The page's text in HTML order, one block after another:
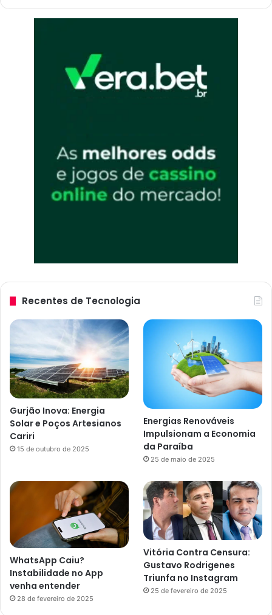
Recentes de Tecnologia
Gurjão Inova: Energia
Solar e Poços Artesianos
Cariri
15 de outubro de 2025
Energias Renováveis
Impulsionam a Economia
da Paraíba
25 de maio de 2025
WhatsApp Caiu?
Instabilidade no App
venha entender
28 de fevereiro de 2025
Vitória Contra Censura:
Gustavo Rodrigenes
Triunfa no Instagram
25 de fevereiro de 2025